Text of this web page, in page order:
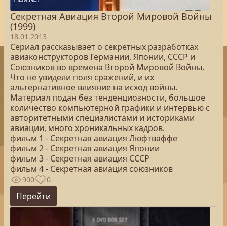
Секретная Авиация Второй Мировой Войны
(1999)
18.01.2013
Сериал рассказывает о секретных разработках
авиаконструкторов Германии, Японии, СССР и
Союзников во времена Второй Мировой Войны.
Что не увидели поля сражений, и их
альтернативное влияние на исход войны.
Материал подан без тенденциозности, большое
количество компьютерной графики и интервью с
авторитетными специалистами и историками
авиации, много хроникальных кадров.
фильм 1 - Секретная авиация Люфтваффе
фильм 2 - Секретная авиация Японии
фильм 3 - Секретная авиация СССP
фильм 4 - Секретная авиация союзников
900 0
Перейти